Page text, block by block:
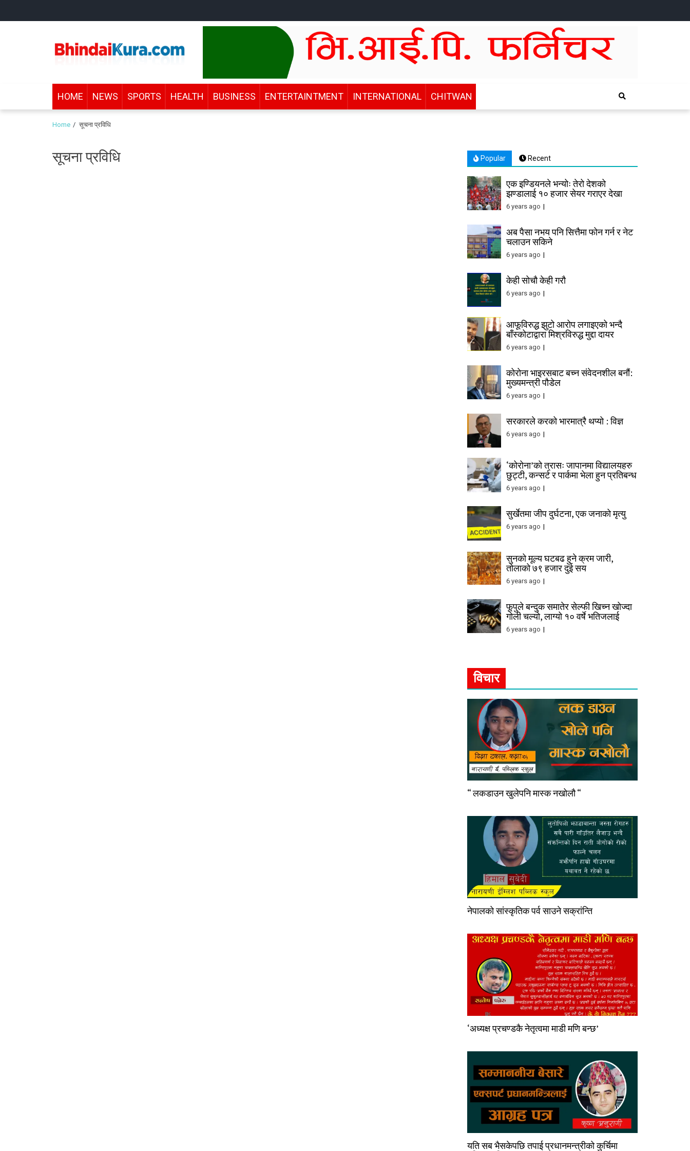
Bhindai Kura
HOME NEWS SPORTS HEALTH BUSINESS ENTERTAINTMENT INTERNATIONAL CHITWAN
Home सूचना प्रविधि
सूचना प्रविधि Popular Recent
एक इण्डियनले भन्योः तेरो देशको
झण्डालाई १० हजार सेयर गराएर देखा
6 years ago
अब पैसा नभय पनि सित्तैमा फोन गर्न र नेट
चलाउन सकिने
6 years ago
केही सोचौ केही गरौ
6 years ago
आफूविरुद्ध झुटो आरोप लगाइएको भन्दै
बाँस्कोटाद्वारा मिश्रविरुद्ध मुद्दा दायर
6 years ago
कोरोना भाइरसबाट बच्न संवेदनशील बनौं:
मुख्यमन्त्री पौडेल
6 years ago
सरकारले करको भारमात्रै थप्यो : विज्ञ
6 years ago
‘कोरोना’को त्रासः जापानमा विद्यालयहरु
छुट्टी, कन्सर्ट र पार्कमा भेला हुन प्रतिबन्ध
6 years ago
सुर्खेतमा जीप दुर्घटना, एक जनाको मृत्यु
6 years ago
सुनको मूल्य घटबढ हुने क्रम जारी,
तोलाको ७९ हजार दुई सय
6 years ago
फूपुले बन्दुक समातेर सेल्फी खिच्न खोज्दा
गोली चल्यो, लाग्यो १० वर्षे भतिजलाई
6 years ago
विचार
“ लकडाउन खुलेपनि मास्क नखोलौ “
नेपालको सांस्कृतिक पर्व साउने सक्रांन्ति
‘अध्यक्ष प्रचण्डकै नेतृत्वमा माडी मणि बन्छ’
यति सब भैसकेपछि तपाई प्रधानमन्त्रीको कुर्चिमा